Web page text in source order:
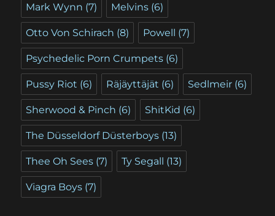
Mark Wynn (7) Melvins (6)
Otto Von Schirach (8) Powell (7)
Psychedelic Porn Crumpets (6)
Pussy Riot (6) Räjäyttäjät (6) Sedlmeir (6)
Sherwood & Pinch (6) ShitKid (6)
The Düsseldorf Düsterboys (13)
Thee Oh Sees (7) Ty Segall (13)
Viagra Boys (7)